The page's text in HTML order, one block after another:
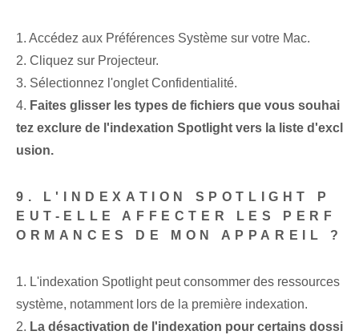
1. Accédez aux Préférences Système sur votre Mac.
2. Cliquez sur Projecteur.
3. Sélectionnez l'onglet Confidentialité.
4. Faites glisser les types de fichiers que vous souhai
tez exclure de l'indexation Spotlight vers la liste d'excl
usion.
9. L'INDEXATION SPOTLIGHT P
EUT-ELLE AFFECTER LES PERF
ORMANCES DE MON APPAREIL ?
1. L'indexation Spotlight peut consommer des ressources
système, notamment lors de la première indexation.
2. La désactivation de l'indexation pour certains dossi